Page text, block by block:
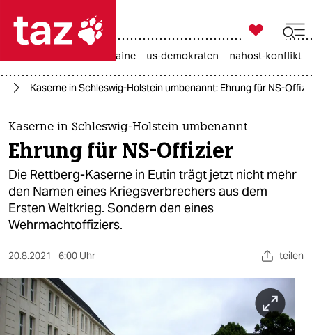
 taz zahl ich
taz zahl ich
themen
politik
öko
gesellschaft
kultur
sport
berlin

taz zahl ich
krieg in der ukraine us-demokraten nahost-konflikt
Kaserne in Schleswig-Holstein umbenannt: Ehrung für NS-
Kaserne in Schleswig-Holstein umbenannt
Ehrung für NS-Offizier
Die Rettberg-Kaserne in Eutin trägt jetzt nicht mehr
den Namen eines Kriegsverbrechers aus dem
Ersten Weltkrieg. Sondern den eines
Wehrmachtoffiziers.
20.8.2021 6:00 Uhr teilen